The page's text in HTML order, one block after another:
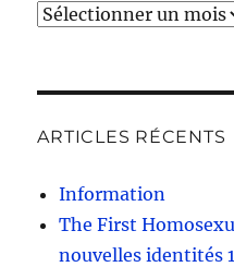
Archives
ARTICLES RÉCENTS
Information
The First
nouvelles identités